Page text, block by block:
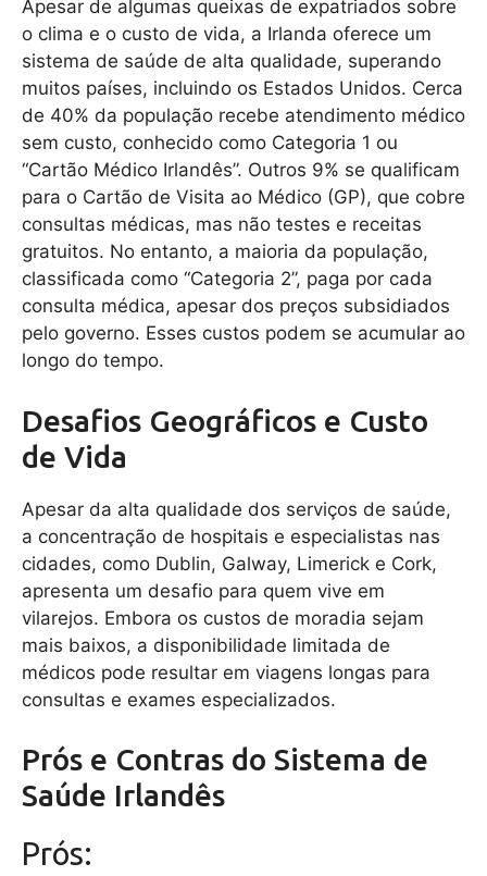
Apesar de algumas queixas de expatriados sobre
o clima e o custo de vida, a Irlanda oferece um
sistema de saúde de alta qualidade, superando
muitos países, incluindo os Estados Unidos. Cerca
de 40% da população recebe atendimento médico
sem custo, conhecido como Categoria 1 ou
“Cartão Médico Irlandês”. Outros 9% se qualificam
para o Cartão de Visita ao Médico (GP), que cobre
consultas médicas, mas não testes e receitas
gratuitos. No entanto, a maioria da população,
classificada como “Categoria 2”, paga por cada
consulta médica, apesar dos preços subsidiados
pelo governo. Esses custos podem se acumular ao
longo do tempo.
Desafios Geográficos e Custo
de Vida
Apesar da alta qualidade dos serviços de saúde,
a concentração de hospitais e especialistas nas
cidades, como Dublin, Galway, Limerick e Cork,
apresenta um desafio para quem vive em
vilarejos. Embora os custos de moradia sejam
mais baixos, a disponibilidade limitada de
médicos pode resultar em viagens longas para
consultas e exames especializados.
Prós e Contras do Sistema de
Saúde Irlandês
Prós: